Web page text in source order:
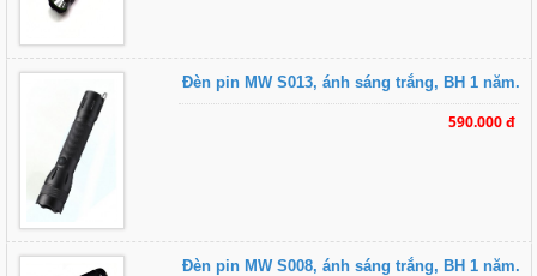
Đèn pin MW S013, ánh sáng trắng, BH 1 năm.
590.000 đ
Đèn pin MW S008, ánh sáng trắng, BH 1 năm.